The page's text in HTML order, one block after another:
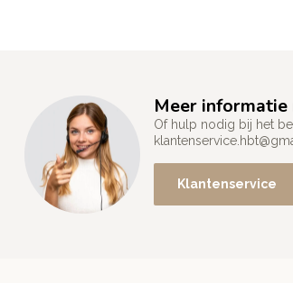
Meer informatie
Of hulp nodig bij het
Klantenservice